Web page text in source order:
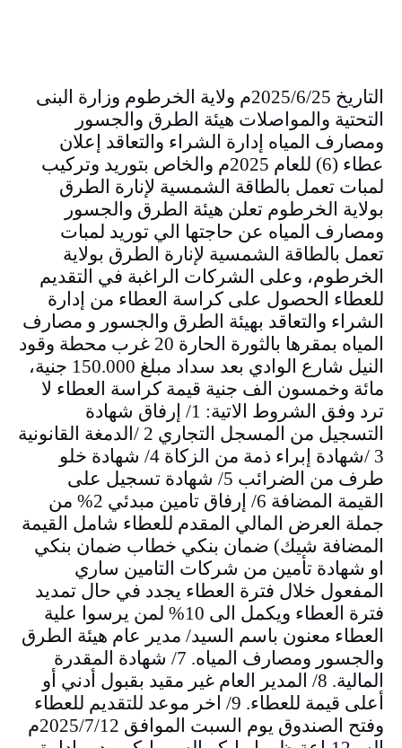
التاريخ 2025/6/25م ولاية الخرطوم وزارة البنى
التحتية والمواصلات هيئة الطرق والجسور
ومصارف المياه إدارة الشراء والتعاقد إعلان
عطاء (6) للعام 2025م والخاص بتوريد وتركيب
لمبات تعمل بالطاقة الشمسية لإنارة الطرق
بولاية الخرطوم تعلن هيئة الطرق والجسور
ومصارف المياه عن حاجتها الي توريد لمبات
تعمل بالطاقة الشمسية لإنارة الطرق بولاية
الخرطوم، وعلى الشركات الراغبة في التقديم
للعطاء الحصول على كراسة العطاء من إدارة
الشراء والتعاقد بهيئة الطرق والجسور و مصارف
المياه بمقرها بالثورة الحارة 20 غرب محطة وقود
النيل شارع الوادي بعد سداد مبلغ 150.000 جنية،
مائة وخمسون الف جنية قيمة كراسة العطاء لا
ترد وفق الشروط الاتية: 1/ إرفاق شهادة
التسجيل من المسجل التجاري 2 /الدمغة القانونية
3 /شهادة إبراء ذمة من الزكاة 4/ شهادة خلو
طرف من الضرائب 5/ شهادة تسجيل على
القيمة المضافة 6/ إرفاق تامين مبدئي 2% من
جملة العرض المالي المقدم للعطاء شامل القيمة
المضافة شيك) ضمان بنكي خطاب ضمان بنكي
او شهادة تأمين من شركات التامين ساري
المفعول خلال فترة العطاء يجدد في حال تمديد
فترة العطاء ويكمل الى 10% لمن يرسوا علية
العطاء معنون باسم السيد/ مدير عام هيئة الطرق
والجسور ومصارف المياه. 7/ شهادة المقدرة
المالية. 8/ المدير العام غير مقيد بقبول أدني أو
أعلى قيمة للعطاء. 9/ اخر موعد للتقديم للعطاء
وفتح الصندوق يوم السبت الموافق 2025/7/12م